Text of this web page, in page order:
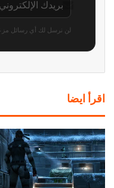
لن نرسل لك أي رسائل
اقرأ ايضا